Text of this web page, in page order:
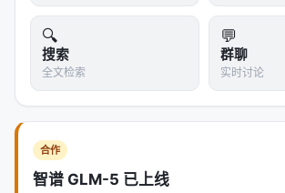
🔍
搜索
全文检索
💬
群聊
实时讨论
合作
智谱 GLM-5 已上线